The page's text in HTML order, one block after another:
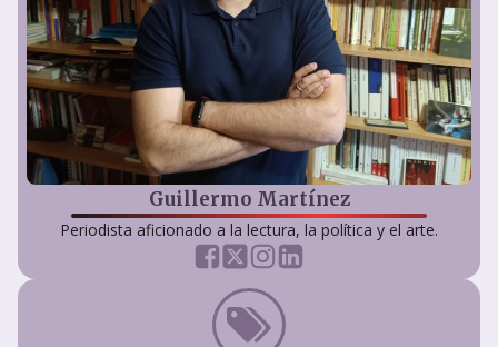
Guillermo Martínez
Periodista aficionado a la lectura, la política y el arte.